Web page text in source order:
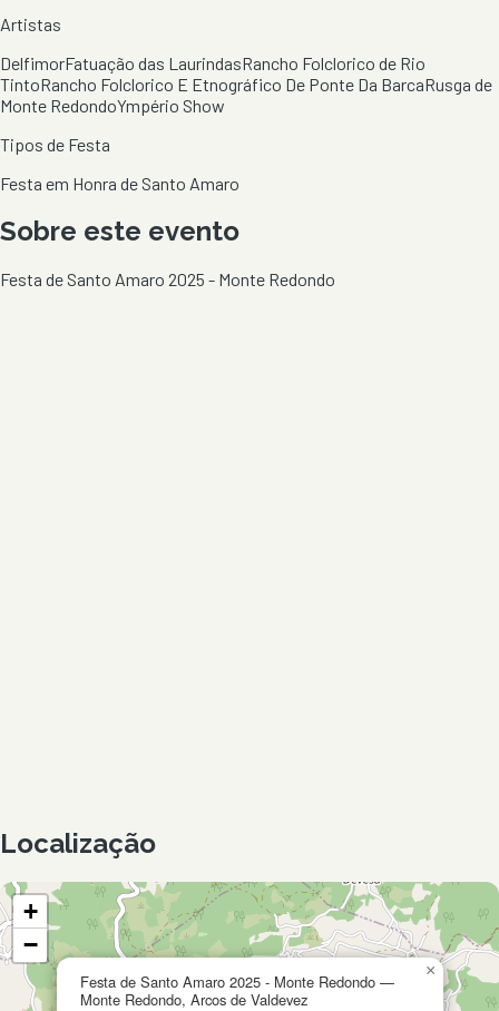
Artistas
DelfimorFatuação das LaurindasRancho Folclorico de Rio
TintoRancho Folclorico E Etnográfico De Ponte Da BarcaRusga de
Monte RedondoYmpério Show
Tipos de Festa
Festa em Honra de Santo Amaro
Sobre este evento
Festa de Santo Amaro 2025 - Monte Redondo
Localização
Festa de Santo Amaro 2025 - Monte Redondo —
Monte Redondo, Arcos de Valdevez
×
+
−